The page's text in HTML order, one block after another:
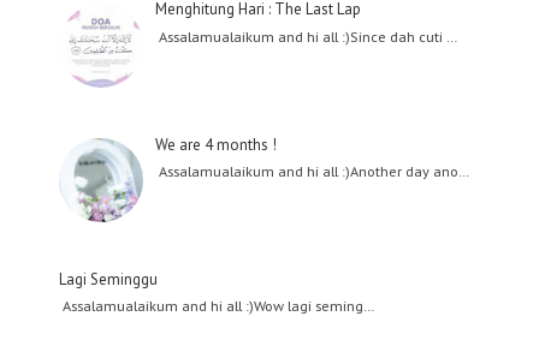
Menghitung Hari : The Last Lap
Assalamualaikum and hi all :)Since dah cuti …
We are 4 months !
Assalamualaikum and hi all :)Another day ano…
Lagi Seminggu
Assalamualaikum and hi all :)Wow lagi seming…